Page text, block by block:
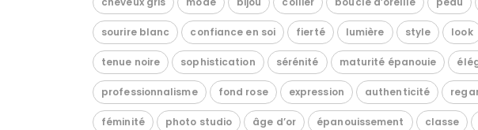
sourire blanc confiance en soi fierté lumière style look
tenue noire sophistication sérénité maturité épanouie
professionnalisme fond rose expression authenticité
féminité photo studio âge d’or épanouissement classe